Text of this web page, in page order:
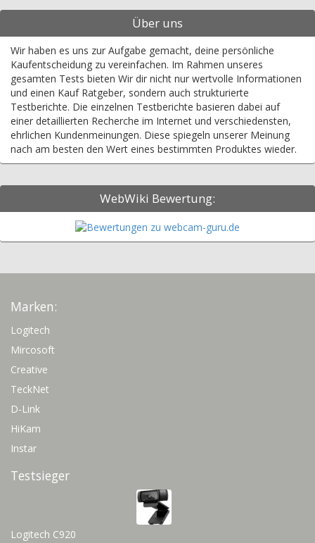
Über uns
Wir haben es uns zur Aufgabe gemacht, deine persönliche
Kaufentscheidung zu vereinfachen. Im Rahmen unseres
gesamten Tests bieten Wir dir nicht nur wertvolle Informationen
und einen Kauf Ratgeber, sondern auch strukturierte
Testberichte. Die einzelnen Testberichte basieren dabei auf
einer detaillierten Recherche im Internet und verschiedensten,
ehrlichen Kundenmeinungen. Diese spiegeln unserer Meinung
nach am besten den Wert eines bestimmten Produktes wieder.
WebWiki Bewertung:
Marken:
Logitech
Mircosoft
Creative
TeckNet
D-Link
HiKam
Instar
Testsieger
Logitech C920